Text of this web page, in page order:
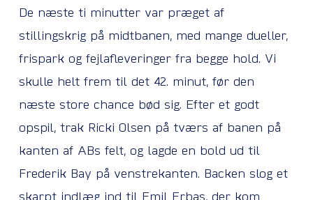
De næste ti minutter var præget af
stillingskrig på midtbanen, med mange dueller,
frispark og fejlafleveringer fra begge hold. Vi
skulle helt frem til det 42. minut, før den
næste store chance bød sig. Efter et godt
opspil, trak Ricki Olsen på tværs af banen på
kanten af ABs felt, og lagde en bold ud til
Frederik Bay på venstrekanten. Backen slog et
skarpt indlæg ind til Emil Erbas, der kom